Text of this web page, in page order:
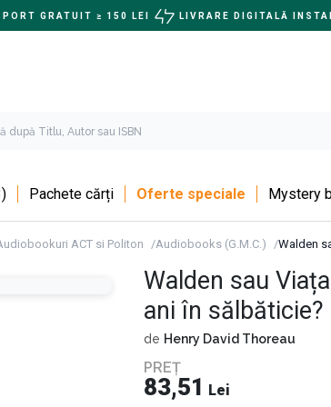
GRATUIT ≥ 150 LEI LIVRARE DIGITALĂ
Pachete cărți Oferte speciale Mystery
ACT si Politon Audiobooks (G.M.C.) Walden
Walden sau
ani în sălbăticie?
de Henry David Thoreau
PREȚ
83,51 Lei